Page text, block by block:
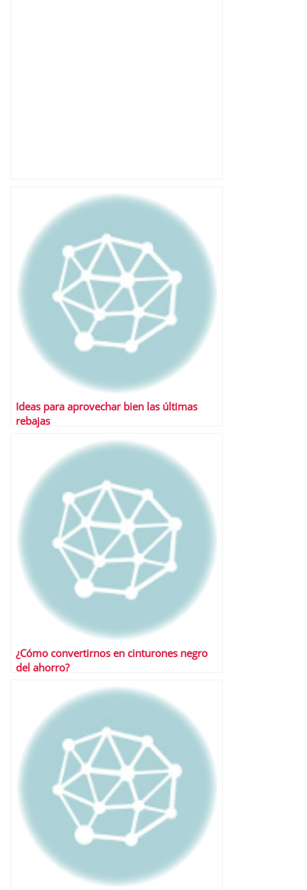
Ideas para aprovechar bien las últimas
rebajas
¿Cómo convertirnos en cinturones negro
del ahorro?